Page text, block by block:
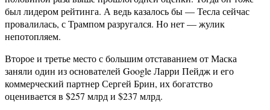
был лидером рейтинга. А ведь казалось бы — Тесла сейчас
провалилась, с Трампом разругался. Но нет — жулик
непотопляем.
Второе и третье место с большим отставанием от Маска
заняли один из основателей Google Ларри Пейдж и его
коммерческий партнер Сергей Брин, их богатство
оценивается в $257 млрд и $237 млрд.